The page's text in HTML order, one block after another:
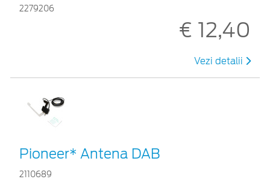
2279206
€ 12,40
Vezi detalii
Pioneer* Antena DAB
2110689